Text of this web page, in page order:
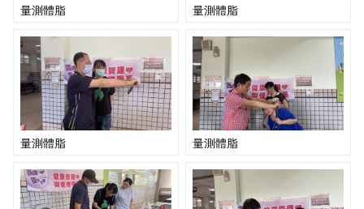
量測體脂 量測體脂
量測體脂 量測體脂